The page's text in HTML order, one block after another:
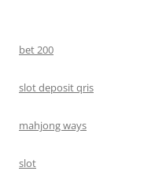
bet 200
slot deposit qris
mahjong ways
slot